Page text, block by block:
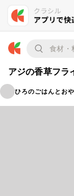
アジの香草フラ
ひろのごはんとお